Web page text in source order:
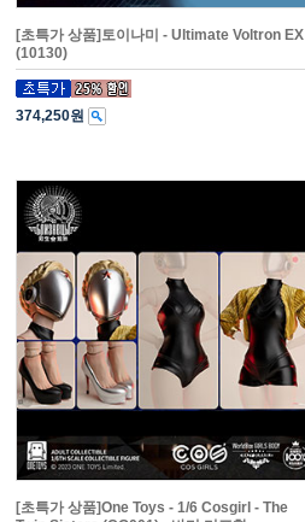
[초특가 상품]토이나미 - Ultimate Voltron EX
(10130)
374,250원
[초특가 상품]One Toys - 1/6 Cosgirl - The